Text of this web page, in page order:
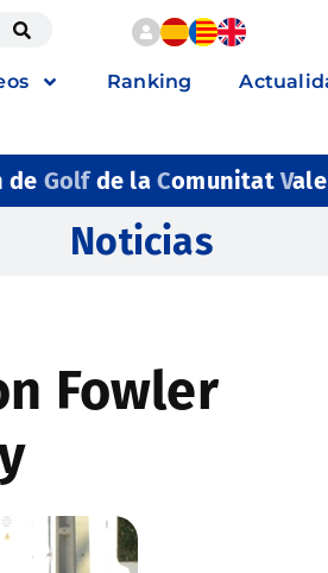
Ranking
de Golfde la ComunitatV
Noticias
Fowler